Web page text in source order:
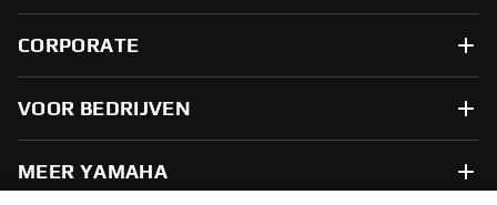
CORPORATE
VOOR BEDRIJVEN
MEER YAMAHA